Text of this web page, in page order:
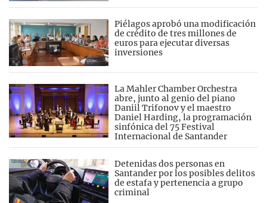
Piélagos aprobó una modificación
de crédito de tres millones de
euros para ejecutar diversas
inversiones
La Mahler Chamber Orchestra
abre, junto al genio del piano
Daniil Trifonov y el maestro
Daniel Harding, la programación
sinfónica del 75 Festival
Internacional de Santander
Detenidas dos personas en
Santander por los posibles delitos
de estafa y pertenencia a grupo
criminal